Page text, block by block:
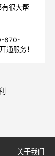
很大帮
870-
通服务！
关于我们